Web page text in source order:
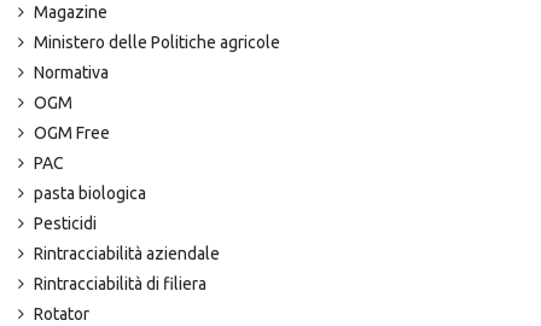
Magazine
Ministero delle Politiche agricole
Normativa
OGM
OGM Free
PAC
pasta biologica
Pesticidi
Rintracciabilità aziendale
Rintracciabilità di filiera
Rotator